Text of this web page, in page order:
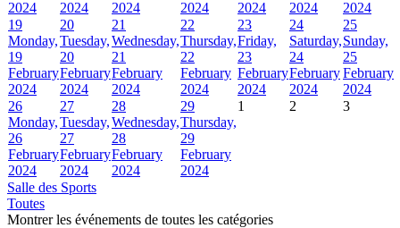
2024
2024
2024
2024
2024
2024
2024
19
Monday,
19
February
2024
20
Tuesday,
20
February
2024
21
Wednesday,
21
February
2024
22
Thursday,
22
February
2024
23
Friday,
23
February
2024
24
Saturday,
24
February
2024
25
Sunday,
25
February
2024
26
Monday,
26
February
2024
27
Tuesday,
27
February
2024
28
Wednesday,
28
February
2024
29
Thursday,
29
February
2024
1 2 3
Salle des Sports
Toutes
Montrer les événements de toutes les catégories